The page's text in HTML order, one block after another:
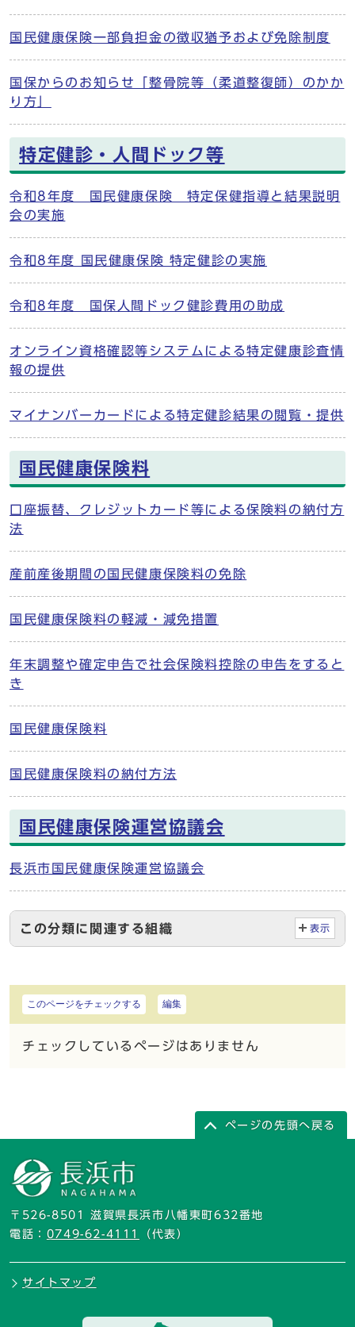
国民健康保険一部負担金の徴収猶予および免除制度
国保からのお知らせ「整骨院等（柔道整復師）のかか
り方」
特定健診・人間ドック等
令和8年度 国民健康保険 特定保健指導と結果説明
会の実施
令和8年度 国民健康保険 特定健診の実施
令和8年度 国保人間ドック健診費用の助成
オンライン資格確認等システムによる特定健康診査情
報の提供
マイナンバーカードによる特定健診結果の閲覧・提供
国民健康保険料
口座振替、クレジットカード等による保険料の納付方
法
産前産後期間の国民健康保険料の免除
国民健康保険料の軽減・減免措置
年末調整や確定申告で社会保険料控除の申告をすると
き
国民健康保険料
国民健康保険料の納付方法
国民健康保険運営協議会
長浜市国民健康保険運営協議会
この分類に関連する組織 表示
このページをチェックする 編集
チェックしているページはありません
ページの先頭へ戻る
〒526-8501 滋賀県長浜市八幡東町632番地
電話： 0749-62-4111 （代表）
サイトマップ